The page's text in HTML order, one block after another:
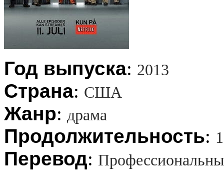
Год выпуска: 2013
Страна: США
Жанр: драма
Продолжительность:
Перевод: